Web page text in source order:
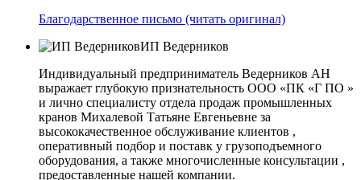
Благодарственное письмо (читать оригинал)
ИП Ведерников
Индивидуальный предприниматель Ведерников АН
выражает глубокую признательность ООО «ПК «Г ПО »
и лично специалисту отдела продаж промышленных
кранов Михалевой Татьяне Евгеньевне за
высококачественное обслуживание клиентов ,
оперативный подбор и поставк у грузоподъемного
оборудования, а также многочисленные консультации ,
предоставленные нашей компании.